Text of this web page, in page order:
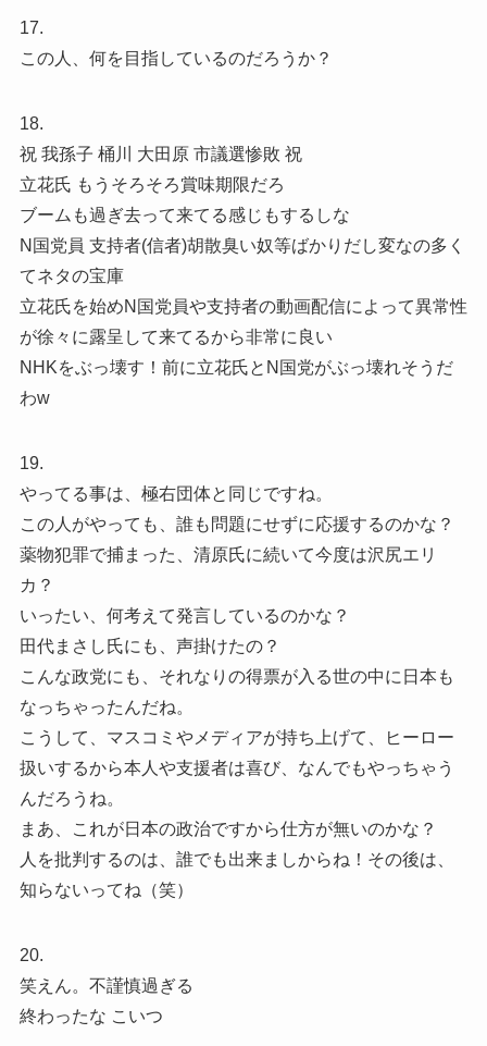
17.
この人、何を目指しているのだろうか？
18.
祝 我孫子 桶川 大田原 市議選惨敗 祝
立花氏 もうそろそろ賞味期限だろ
ブームも過ぎ去って来てる感じもするしな
N国党員 支持者(信者)胡散臭い奴等ばかりだし変なの多く
てネタの宝庫
立花氏を始めN国党員や支持者の動画配信によって異常性
が徐々に露呈して来てるから非常に良い
NHKをぶっ壊す！前に立花氏とN国党がぶっ壊れそうだ
わw
19.
やってる事は、極右団体と同じですね。
この人がやっても、誰も問題にせずに応援するのかな？
薬物犯罪で捕まった、清原氏に続いて今度は沢尻エリ
カ？
いったい、何考えて発言しているのかな？
田代まさし氏にも、声掛けたの？
こんな政党にも、それなりの得票が入る世の中に日本も
なっちゃったんだね。
こうして、マスコミやメディアが持ち上げて、ヒーロー
扱いするから本人や支援者は喜び、なんでもやっちゃう
んだろうね。
まあ、これが日本の政治ですから仕方が無いのかな？
人を批判するのは、誰でも出来ましからね！その後は、
知らないってね（笑）
20.
笑えん。不謹慎過ぎる
終わったな こいつ